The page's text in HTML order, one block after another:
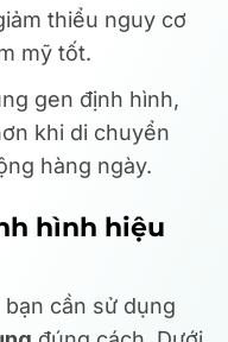
thiểu nguy cơ
mỹ tốt.
gen định hình,
khi di chuyển
hàng ngày.
hình hiệu
cần sử dụng